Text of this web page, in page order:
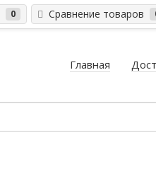
0 Сравнение товаров
Главная